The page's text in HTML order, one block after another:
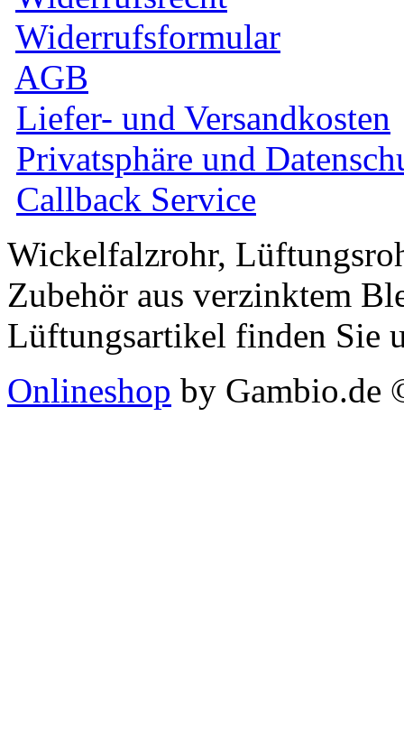
Widerrufsformular
AGB
Liefer- und Versandkosten
Privatsphäre und
Callback Service
Wickelfalzrohr,
Zubehör aus verzinktem
Lüftungsartikel finden Sie
Onlineshop by Gambio.de